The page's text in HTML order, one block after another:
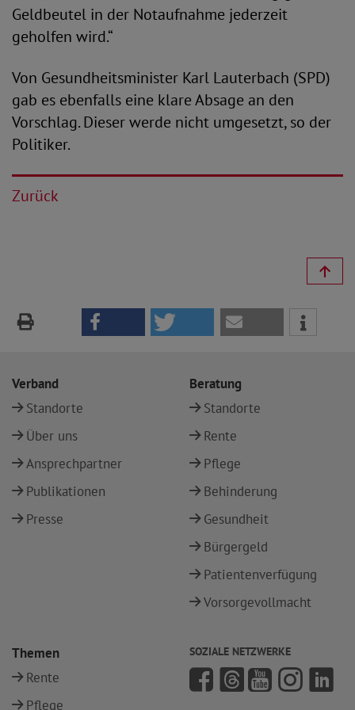
Geldbeutel in der Notaufnahme jederzeit
geholfen wird.“
Von Gesundheitsminister Karl Lauterbach (SPD)
gab es ebenfalls eine klare Absage an den
Vorschlag. Dieser werde nicht umgesetzt, so der
Politiker.
Zurück
Verband
Standorte
Über uns
Ansprechpartner
Publikationen
Presse
Beratung
Standorte
Rente
Pflege
Behinderung
Gesundheit
Bürgergeld
Patientenverfügung
Vorsorgevollmacht
Themen
Rente
Pflege
SOZIALE NETZWERKE